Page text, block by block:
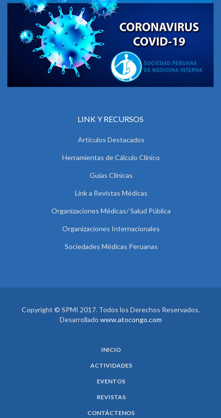
LINK Y RECURSOS
Artículos Destacados
Herramientas de Cálculo Clínico
Guías Clínicas
Link a Revistas Médicas
Organizaciones Médicas/ Salud Pública
Organizaciones Internacionales
Sociedades Médicas Peruanas
Copyright © SPMI 2017. Todos los Derechos Reservados.
Desarrollado www.atocongo.com
INICIO
ACTIVIDADES
EVENTOS
REVISTAS
CONTÁCTENOS